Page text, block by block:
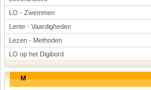
LO - Zwemmen
Lente - Vaardigheden
Lezen - Methoden
LO op het Digibord
M